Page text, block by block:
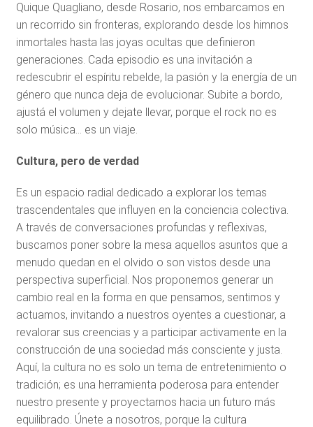
Quique Quagliano, desde Rosario, nos embarcamos en
un recorrido sin fronteras, explorando desde los himnos
inmortales hasta las joyas ocultas que definieron
generaciones. Cada episodio es una invitación a
redescubrir el espíritu rebelde, la pasión y la energía de un
género que nunca deja de evolucionar. Subite a bordo,
ajustá el volumen y dejate llevar, porque el rock no es
solo música… es un viaje.
Cultura, pero de verdad
Es un espacio radial dedicado a explorar los temas
trascendentales que influyen en la conciencia colectiva.
A través de conversaciones profundas y reflexivas,
buscamos poner sobre la mesa aquellos asuntos que a
menudo quedan en el olvido o son vistos desde una
perspectiva superficial. Nos proponemos generar un
cambio real en la forma en que pensamos, sentimos y
actuamos, invitando a nuestros oyentes a cuestionar, a
revalorar sus creencias y a participar activamente en la
construcción de una sociedad más consciente y justa.
Aquí, la cultura no es solo un tema de entretenimiento o
tradición; es una herramienta poderosa para entender
nuestro presente y proyectarnos hacia un futuro más
equilibrado. Únete a nosotros, porque la cultura